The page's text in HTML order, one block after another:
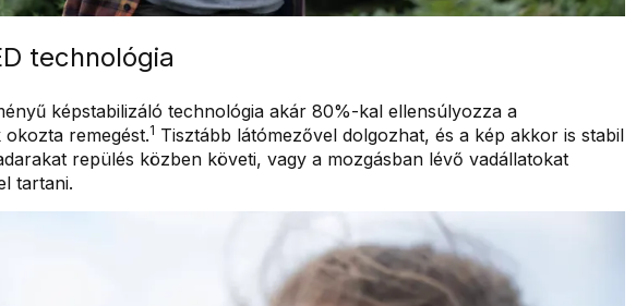
technológia
képstabilizáló technológia akár 80%-kal ellensúlyozza a
remegést.1 Tisztább látómezővel dolgozhat, és a kép akkor is stabil
repülés közben követi, vagy a mozgásban lévő vadállatokat
tartani.